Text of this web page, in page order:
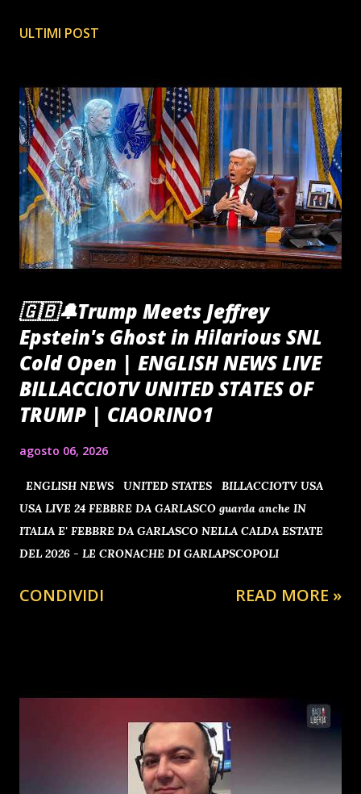
ULTIMI POST
🇬🇧🔔Trump Meets Jeffrey
Epstein's Ghost in Hilarious SNL
Cold Open | ENGLISH NEWS LIVE
BILLACCIOTV UNITED STATES OF
TRUMP | CIAORINO1
agosto 06, 2026
ENGLISH NEWS UNITED STATES BILLACCIOTV USA
USA LIVE 24 FEBBRE DA GARLASCO guarda anche IN
ITALIA E' FEBBRE DA GARLASCO NELLA CALDA ESTATE
DEL 2026 - LE CRONACHE DI GARLAPSCOPOLI
CONDIVIDI READ MORE »